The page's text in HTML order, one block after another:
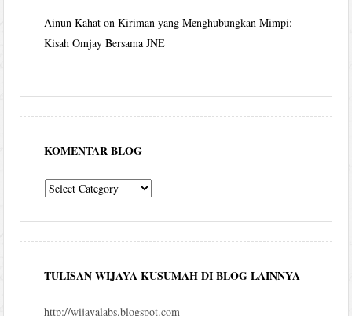
Ainun Kahat onKiriman yang Menghubungkan Mimpi:
Kisah Omjay Bersama JNE
KOMENTAR BLOG
komentar
TULISAN WIJAYA KUSUMAH DI BLOG LAINNYA
http://wijayalabs.blogspot.com